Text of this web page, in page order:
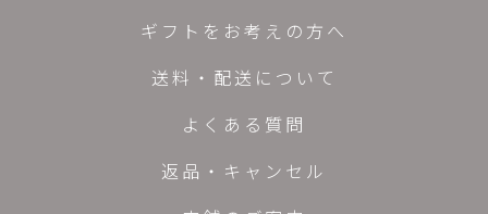
ギフトをお考えの方へ
送料・配送について
よくある質問
返品・キャンセル